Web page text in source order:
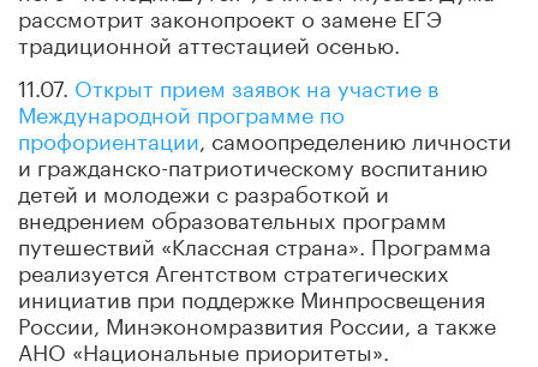
рассмотрит законопроект о замене ЕГЭ
традиционной аттестацией осенью.
11.07. Открыт прием заявок на участие в
Международной программе по
профориентации , самоопределению личности
и гражданско-патриотическому воспитанию
детей и молодежи с разработкой и
внедрением образовательных программ
путешествий «Классная страна». Программа
реализуется Агентством стратегических
инициатив при поддержке Минпросвещения
России, Минэкономразвития России, а также
АНО «Национальные приоритеты».